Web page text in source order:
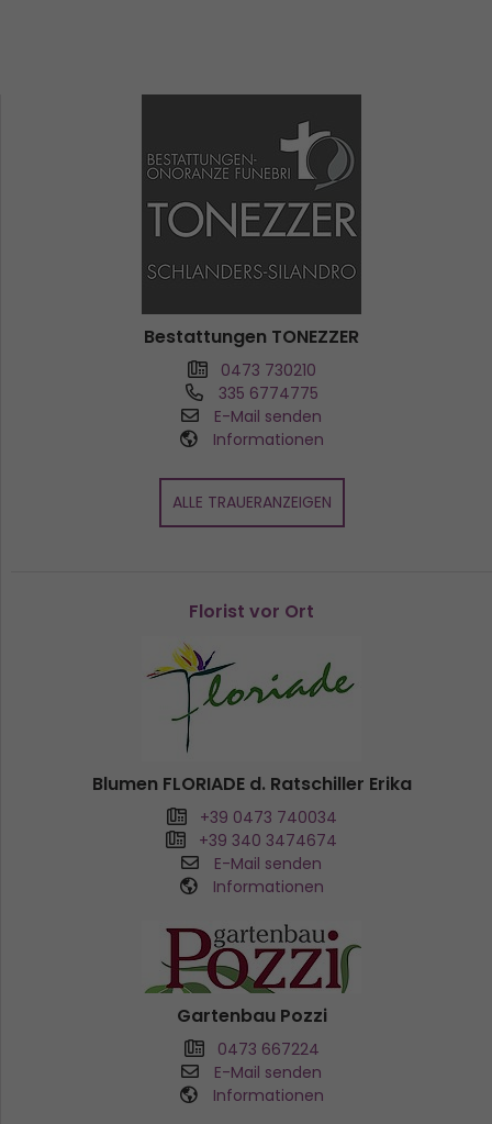
Bestattungen TONEZZER
0473 730210
335 6774775
E-Mail senden
Informationen
ALLE TRAUERANZEIGEN
Florist vor Ort
Blumen FLORIADE d. Ratschiller Erika
+39 0473 740034
+39 340 3474674
E-Mail senden
Informationen
Gartenbau Pozzi
0473 667224
E-Mail senden
Informationen